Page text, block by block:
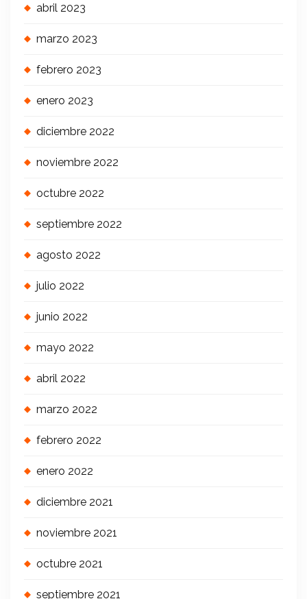
abril 2023
marzo 2023
febrero 2023
enero 2023
diciembre 2022
noviembre 2022
octubre 2022
septiembre 2022
agosto 2022
julio 2022
junio 2022
mayo 2022
abril 2022
marzo 2022
febrero 2022
enero 2022
diciembre 2021
noviembre 2021
octubre 2021
septiembre 2021